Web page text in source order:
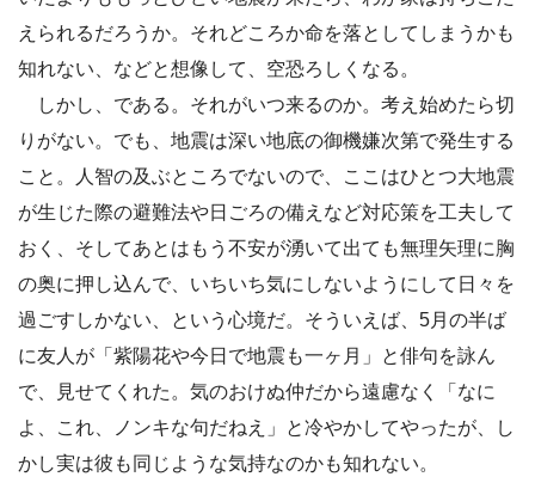
えられるだろうか。それどころか命を落としてしまうかも
知れない、などと想像して、空恐ろしくなる。
しかし、である。それがいつ来るのか。考え始めたら切
りがない。でも、地震は深い地底の御機嫌次第で発生する
こと。人智の及ぶところでないので、ここはひとつ大地震
が生じた際の避難法や日ごろの備えなど対応策を工夫して
おく、そしてあとはもう不安が湧いて出ても無理矢理に胸
の奥に押し込んで、いちいち気にしないようにして日々を
過ごすしかない、という心境だ。そういえば、5月の半ば
に友人が「紫陽花や今日で地震も一ヶ月」と俳句を詠ん
で、見せてくれた。気のおけぬ仲だから遠慮なく「なに
よ、これ、ノンキな句だねえ」と冷やかしてやったが、し
かし実は彼も同じような気持なのかも知れない。